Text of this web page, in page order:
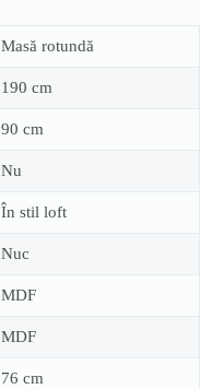
Masă rotundă
190 cm
90 cm
Nu
În stil loft
Nuc
MDF
MDF
76 cm